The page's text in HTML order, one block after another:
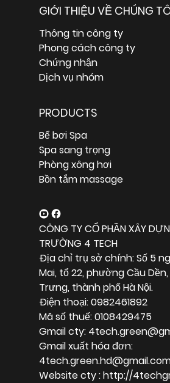
GIỚI THIỆU VỀ CHÚNG
Thông tin công ty
Phong cách công ty
Chứng nhận
Dịch vụ nhóm
PRODUCTS
Bể bơi Spa
Spa sang trọng
Phòng xông hơi
Bồn tắm massage
CÔNG TY CỔ PHẦN XÂY
TRƯỜNG 4 TECH
Địa chỉ trụ sở chính: Số 5
Mai, tổ 22, phường Cầu
Trưng, thành phố Hà Nội.
Điện thoại: 0982461892
Mã số thuế: 0108429475
Gmail cty:
Gmail xuất hóa đơn:
Website cty : http://